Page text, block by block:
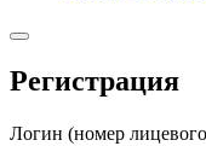
Регистрация
Логин (номер